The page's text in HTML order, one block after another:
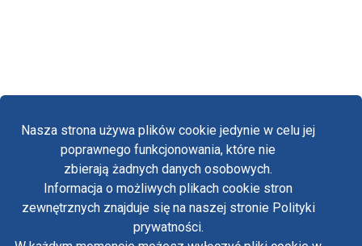
Nasza strona używa plików cookie jedynie w celu jej
poprawnego funkcjonowania, które nie
zbierają żadnych danych osobowych.
Informacja o możliwych plikach cookie stron
zewnętrznych znajduje się na naszej stronie Polityki
prywatności.